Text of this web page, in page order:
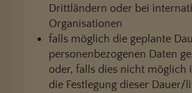
Drittländern oder bei
Organisationen
falls möglich die geplante
personenbezogenen Daten
oder, falls dies nicht möglich
die Festlegung dieser Dauer/